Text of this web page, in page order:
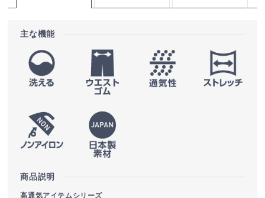
主な機能
商品説明
高通気アイテムシリーズ